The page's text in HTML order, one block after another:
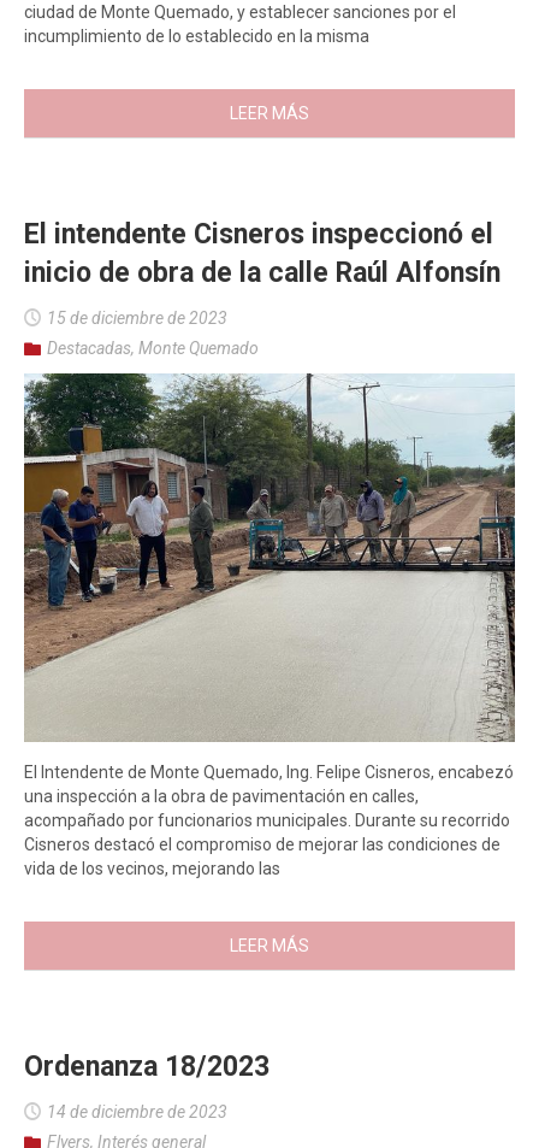
ciudad de Monte Quemado, y establecer sanciones por el
incumplimiento de lo establecido en la misma
LEER MÁS
El intendente Cisneros inspeccionó el
inicio de obra de la calle Raúl Alfonsín
15 de diciembre de 2023
Destacadas, Monte Quemado
El Intendente de Monte Quemado, Ing. Felipe Cisneros, encabezó
una inspección a la obra de pavimentación en calles,
acompañado por funcionarios municipales. Durante su recorrido
Cisneros destacó el compromiso de mejorar las condiciones de
vida de los vecinos, mejorando las
LEER MÁS
Ordenanza 18/2023
14 de diciembre de 2023
Flyers, Interés general